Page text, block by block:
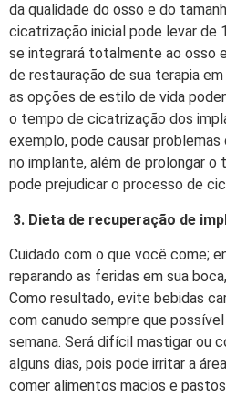
da qualidade do osso e do
cicatrização inicial pode levar de
se integrará totalmente ao osso
de restauração de sua terapia
as opções de estilo de vida
o tempo de cicatrização dos
exemplo, pode causar
no implante, além de prolongar o
pode prejudicar o processo de
3. Dieta de recuperação de
Cuidado com o que você come;
reparando as feridas em sua
Como resultado, evite bebidas
com canudo sempre que
semana. Será difícil mastigar ou
alguns dias, pois pode irritar a
comer alimentos macios e